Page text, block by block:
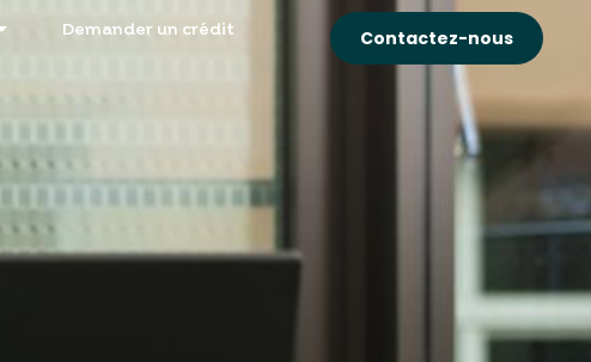
Demander un crédit Contactez-nous